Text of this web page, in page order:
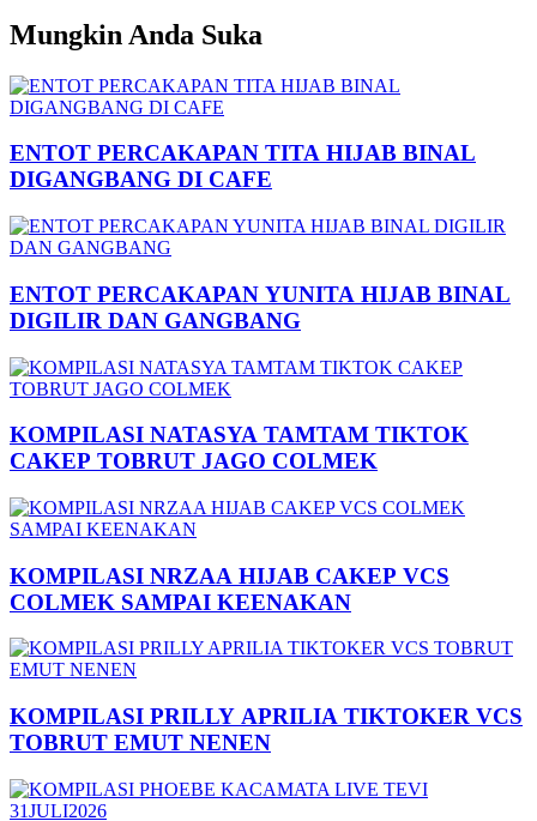
Mungkin Anda Suka
ENTOT PERCAKAPAN TITA HIJAB BINAL
DIGANGBANG DI CAFE
ENTOT PERCAKAPAN YUNITA HIJAB BINAL
DIGILIR DAN GANGBANG
KOMPILASI NATASYA TAMTAM TIKTOK
CAKEP TOBRUT JAGO COLMEK
KOMPILASI NRZAA HIJAB CAKEP VCS
COLMEK SAMPAI KEENAKAN
KOMPILASI PRILLY APRILIA TIKTOKER VCS
TOBRUT EMUT NENEN